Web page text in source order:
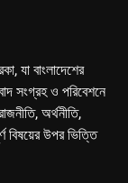
যা বাংলাদেশের
সংগ্রহ ও পরিবেশনে
অর্থনীতি,
বিষয়ের উপর ভিত্তি